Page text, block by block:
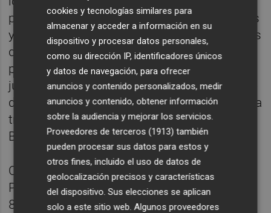
presentaciones de los informes preliminares
y a las declaraciones de más de cuatro horas
de los dos acusados, han obligado a
posponer sus intervenciones hasta este
jueves, día en que también esta previsto que
declare otro de los presuntos cabecillas de la
trama, Álvaro Pérez, conocido como 'El
Bigotes'.
Campos ha sido el primero en llegar al
Palacio de Justicia de Valencia, sobre las
8.20 horas, y lo ha hecho andando y sin
cookies y tecnologías similares para
almacenar y acceder a información en su
dispositivo y procesar datos personales,
como su dirección IP, identificadores únicos
y datos de navegación, para ofrecer
anuncios y contenido personalizados, medir
anuncios y contenido, obtener información
sobre la audiencia y mejorar los servicios.
Proveedores de terceros (1913) también
pueden procesar sus datos para estos y
otros fines, incluido el uso de datos de
geolocalización precisos y características
del dispositivo. Sus elecciones se aplican
solo a este sitio web. Algunos proveedores